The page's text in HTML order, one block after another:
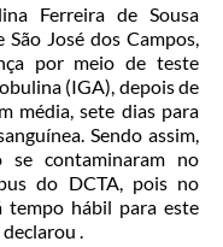
Ferreira de Sousa
José dos Campos,
por meio de teste
(IGA), depois de
média, sete dias para
Sendo assim,
se contaminaram no
do DCTA, pois no
tempo hábil para este
.